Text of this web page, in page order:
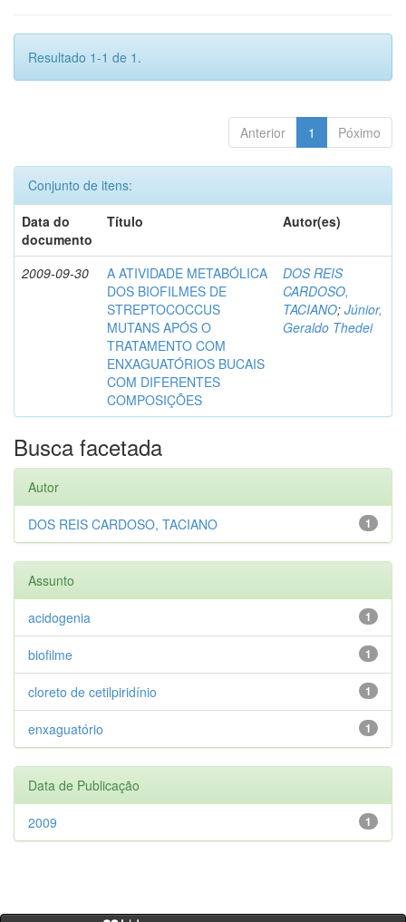
Resultado 1-1 de 1.
Anterior 1 Póximo
Conjunto de itens:
Data do
documento
Título Autor(es)
2009-09-30
A ATIVIDADE METABÓLICA
DOS BIOFILMES DE
STREPTOCOCCUS
MUTANS APÓS O
TRATAMENTO COM
ENXAGUATÓRIOS BUCAIS
COM DIFERENTES
COMPOSIÇÕES
DOS REIS
CARDOSO,
TACIANO; Júnior,
Geraldo Thedei
Busca facetada
Autor
1
DOS REIS CARDOSO, TACIANO
Assunto
1
acidogenia
1
biofilme
1
cloreto de cetilpiridínio
1
enxaguatório
Data de Publicação
1
2009